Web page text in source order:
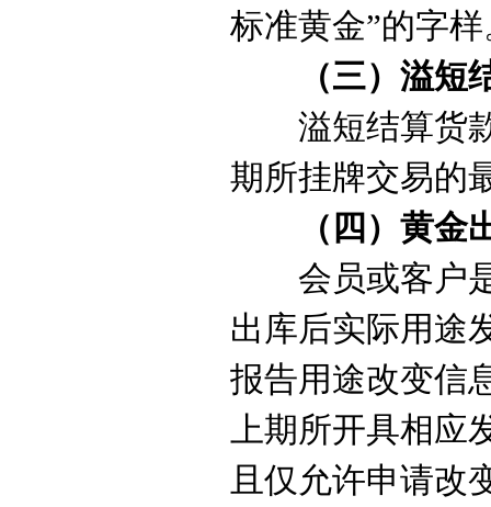
标准黄金”的字
（三） 溢短
溢短结算货
期所挂牌交易的
（四）黄
会员或客户
出库后实际用途
报告用途改变信
上期 所开具相应
且仅允许申请改